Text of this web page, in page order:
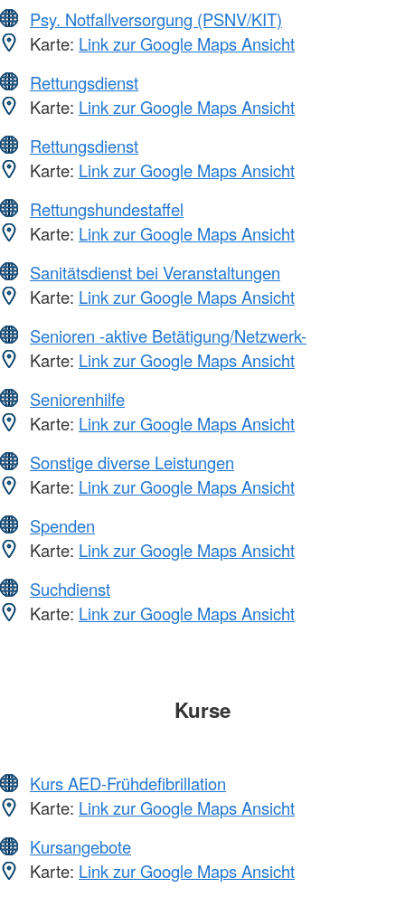
Psy. Notfallversorgung (PSNV/KIT)
Karte: Link zur Google Maps Ansicht
Rettungsdienst
Karte: Link zur Google Maps Ansicht
Rettungsdienst
Karte: Link zur Google Maps Ansicht
Rettungshundestaffel
Karte: Link zur Google Maps Ansicht
Sanitätsdienst bei Veranstaltungen
Karte: Link zur Google Maps Ansicht
Senioren -aktive Betätigung/Netzwerk-
Karte: Link zur Google Maps Ansicht
Seniorenhilfe
Karte: Link zur Google Maps Ansicht
Sonstige diverse Leistungen
Karte: Link zur Google Maps Ansicht
Spenden
Karte: Link zur Google Maps Ansicht
Suchdienst
Karte: Link zur Google Maps Ansicht
Kurse
Kurs AED-Frühdefibrillation
Karte: Link zur Google Maps Ansicht
Kursangebote
Karte: Link zur Google Maps Ansicht